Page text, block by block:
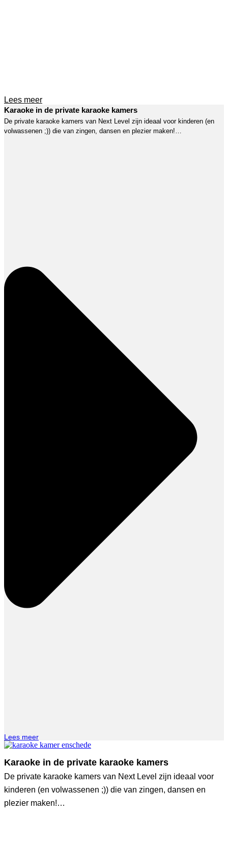
Lees meer
Karaoke in de private karaoke kamers
De private karaoke kamers van Next Level zijn ideaal voor kinderen (en
volwassenen ;)) die van zingen, dansen en plezier maken!…
Lees meer
Karaoke in de private karaoke kamers
De private karaoke kamers van Next Level zijn ideaal voor
kinderen (en volwassenen ;)) die van zingen, dansen en
plezier maken!…